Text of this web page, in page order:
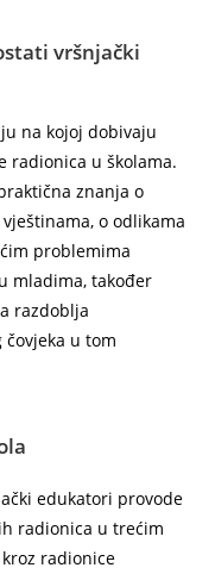
vršnjački
na kojoj dobivaju
radionica u školama.
znanja o
o odlikama
problemima
mladima, također
razdoblja
u tom
edukatori provode
radionica u trećim
radionice